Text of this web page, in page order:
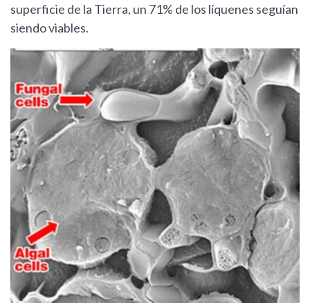
superficie de la Tierra, un 71% de los líquenes seguían
siendo viables.